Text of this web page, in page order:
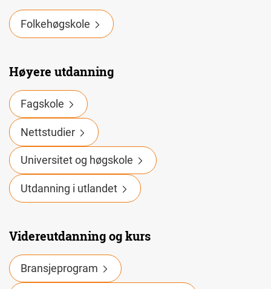
Folkehøgskole
Høyere utdanning
Fagskole
Nettstudier
Universitet og høgskole
Utdanning i utlandet
Videreutdanning og kurs
Bransjeprogram